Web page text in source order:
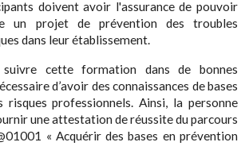
doivent avoir l'assurance de pouvoir
un projet de prévention des troubles
dans leur établissement.
cette formation dans de bonnes
d’avoir des connaissances de bases
risques professionnels. Ainsi, la personne
une attestation de réussite du parcours
« Acquérir des bases en prévention